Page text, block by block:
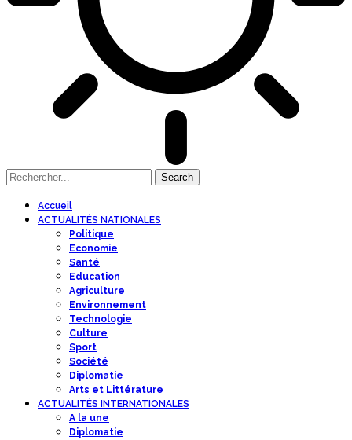
Accueil
ACTUALITÉS NATIONALES
Politique
Economie
Santé
Education
Agriculture
Environnement
Technologie
Culture
Sport
Société
Diplomatie
Arts et Littérature
ACTUALITÉS INTERNATIONALES
A la une
Diplomatie